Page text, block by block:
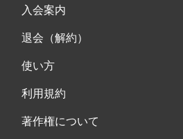
入会案内
退会（解約）
使い方
利用規約
著作権について